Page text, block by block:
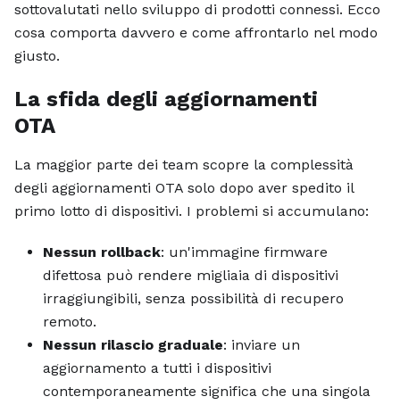
sottovalutati nello sviluppo di prodotti connessi. Ecco
cosa comporta davvero e come affrontarlo nel modo
giusto.
La sfida degli aggiornamenti
OTA
La maggior parte dei team scopre la complessità
degli aggiornamenti OTA solo dopo aver spedito il
primo lotto di dispositivi. I problemi si accumulano:
Nessun rollback: un'immagine firmware
difettosa può rendere migliaia di dispositivi
irraggiungibili, senza possibilità di recupero
remoto.
Nessun rilascio graduale: inviare un
aggiornamento a tutti i dispositivi
contemporaneamente significa che una singola